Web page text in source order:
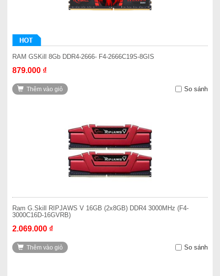
RAM GSKill 8Gb DDR4-2666- F4-2666C19S-8GIS
879.000 ₫
Thêm vào giỏ So sánh
Ram G.Skill RIPJAWS V 16GB (2x8GB) DDR4 3000MHz (F4-
3000C16D-16GVRB)
2.069.000 ₫
Thêm vào giỏ So sánh